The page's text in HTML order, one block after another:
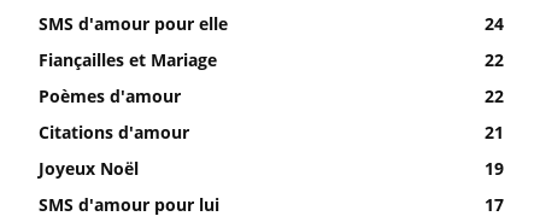
SMS d'amour pour elle
24
Fiançailles et Mariage
22
Poèmes d'amour
22
Citations d'amour
21
Joyeux Noël
19
SMS d'amour pour lui
17